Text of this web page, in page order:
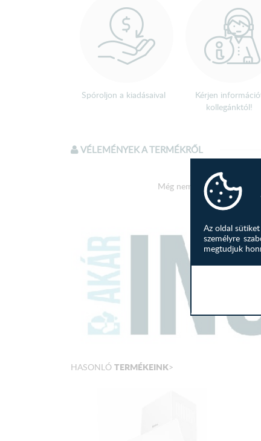
Spóroljon a kiadásaival
Kérjen
kollegánktól!
VÉLEMÉNYEK A TERMÉKRŐL
Még nem írtak véleményt a
HASONLÓ TERMÉKEINK>
Az oldal
személyre
megtudjuk